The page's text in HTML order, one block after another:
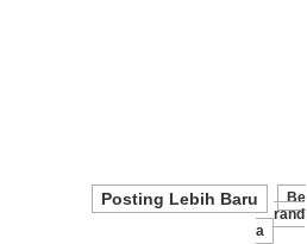
Posting Lebih Baru
Be
Rand
A